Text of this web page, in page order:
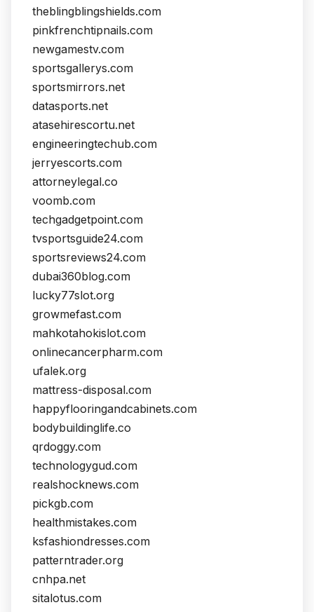
theblingblingshields.com
pinkfrenchtipnails.com
newgamestv.com
sportsgallerys.com
sportsmirrors.net
datasports.net
atasehirescortu.net
engineeringtechub.com
jerryescorts.com
attorneylegal.co
voomb.com
techgadgetpoint.com
tvsportsguide24.com
sportsreviews24.com
dubai360blog.com
lucky77slot.org
growmefast.com
mahkotahokislot.com
onlinecancerpharm.com
ufalek.org
mattress-disposal.com
happyflooringandcabinets.com
bodybuildinglife.co
qrdoggy.com
technologygud.com
realshocknews.com
pickgb.com
healthmistakes.com
ksfashiondresses.com
patterntrader.org
cnhpa.net
sitalotus.com